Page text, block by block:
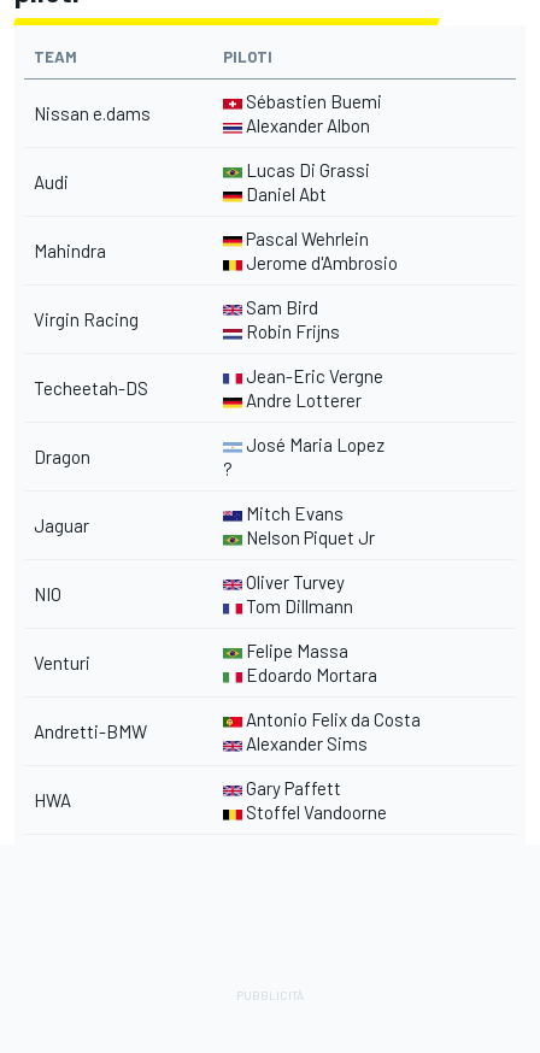
TEAM PILOTI
Nissan e.dams
Sébastien Buemi
Alexander Albon
Audi
Lucas Di Grassi
Daniel Abt
Mahindra
Pascal Wehrlein
Jerome d'Ambrosio
Virgin Racing
Sam Bird
Robin Frijns
Techeetah-DS
Jean-Eric Vergne
Andre Lotterer
Dragon
José Maria Lopez
?
Jaguar
Mitch Evans
Nelson Piquet Jr
NIO
Oliver Turvey
Tom Dillmann
Venturi
Felipe Massa
Edoardo Mortara
Andretti-BMW
Antonio Felix da Costa
Alexander Sims
HWA
Gary Paffett
Stoffel Vandoorne